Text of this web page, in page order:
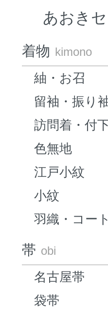
あおき
着物 kimono
紬・お召
留袖・振り
訪問着・付
色無地
江戸小紋
小紋
羽織・コート
帯 obi
名古屋帯
袋帯